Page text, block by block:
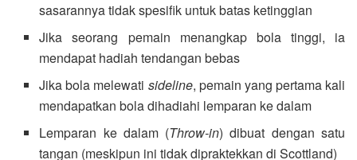
sasarannya tidak spesifik untuk batas ketinggian
Jika seorang pemain menangkap bola tinggi, ia
mendapat hadiah tendangan bebas
Jika bola melewati sideline, pemain yang pertama kali
mendapatkan bola dihadiahi lemparan ke dalam
Lemparan ke dalam (Throw-in) dibuat dengan satu
tangan (meskipun ini tidak dipraktekkan di Scottland)